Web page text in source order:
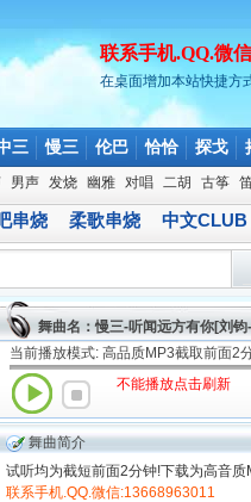
联系手机.QQ.微
在桌面增加本站快捷方
三 慢三 伦巴 恰恰 探戈
男声 发烧 幽雅 对唱 二胡 古筝
串烧 柔歌串烧 中文CLUB
舞曲名：慢三-听闻远方有你[刘钧
当前播放模式: 高品质MP3截取前面2
不能播放点击刷新
舞曲简介
试听均为截短前面2分钟!下载为高音质
联系手机.QQ.微信:13668963011